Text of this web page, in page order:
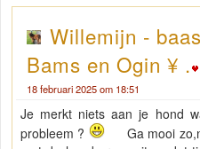
Willemijn -
Bams en Ogin ¥ .
18 februari 2025 om 18:51
Je merkt niets aan je hond
probleem ?
Ga mooi